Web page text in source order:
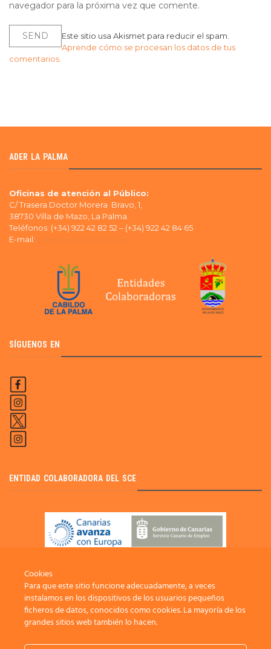
navegador para la próxima vez que comente.
Este sitio usa Akismet para reducir el spam.
Aprende cómo se procesan los datos de tus
comentarios.
ADER LA PALMA
Oficinas de atención al Público:
C/ Trasera Doctor Morera Bravo, 1,
38730 Villa de Mazo, La Palma.
Teléfonos: (+34) 922 42 82 52 – (+34) 922 42 84 65
E-mail:
SÍGUENOS EN
ENTIDAD COLABORADORA DEL SCE
Cookies
Para que este sitio funcione adecuadamente, a veces
instalamos en los dispositivos de los usuarios pequeños
ficheros de datos, conocidos como cookies. La mayoría de los
grandes sitios web también lo hacen.